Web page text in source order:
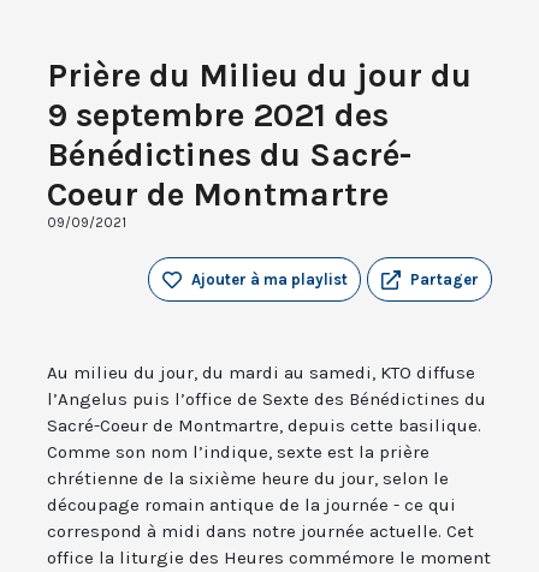
Prière du Milieu du jour du
9 septembre 2021 des
Bénédictines du Sacré-
Coeur de Montmartre
09/09/2021
Partager
Ajouter à ma playlist
Au milieu du jour, du mardi au samedi, KTO diffuse
l’Angelus puis l’office de Sexte des Bénédictines du
Sacré-Coeur de Montmartre, depuis cette basilique.
Comme son nom l’indique, sexte est la prière
chrétienne de la sixième heure du jour, selon le
découpage romain antique de la journée - ce qui
correspond à midi dans notre journée actuelle. Cet
office la liturgie des Heures commémore le moment